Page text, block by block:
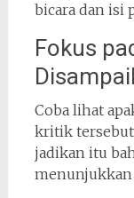
bicara dan isi
Fokus
Coba lihat
kritik
jadikan itu
menunjukkan